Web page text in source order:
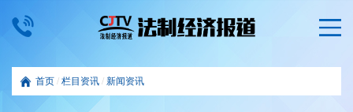
首页 / 栏目资讯 / 新闻资讯